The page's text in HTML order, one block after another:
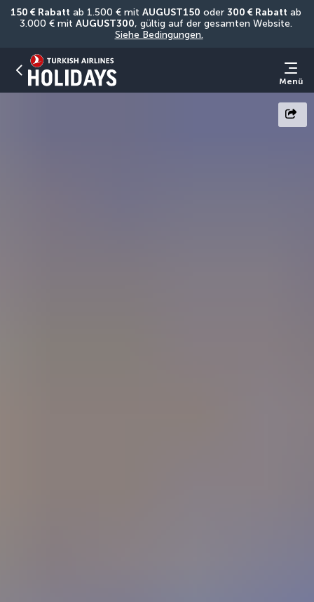
150 € Rabatt ab 1.500 € mit AUGUST150 oder 300 € Rabatt ab
3.000 € mit AUGUST300
Siehe Bedingungen.
Menü